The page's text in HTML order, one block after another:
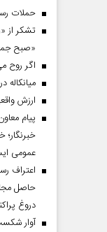
حملات
تشکر از
«صبح
اگر روح
میانکاله
ارزش
پیام
خبرنگار؛
عمومی
اعتراف
حاصل
دروغ
آوار